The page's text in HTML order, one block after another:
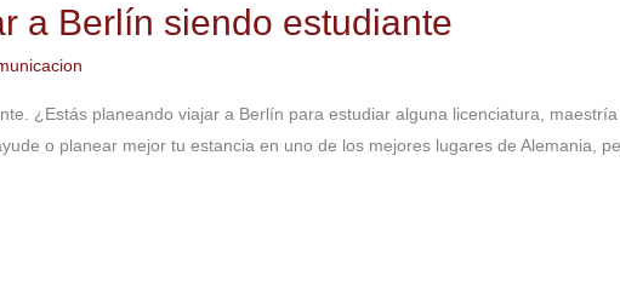
a Berlín siendo estudiante
¿Estás planeando viajar a Berlín para estudiar alguna licenciatura,
o planear mejor tu estancia en uno de los mejores lugares de Alemania,